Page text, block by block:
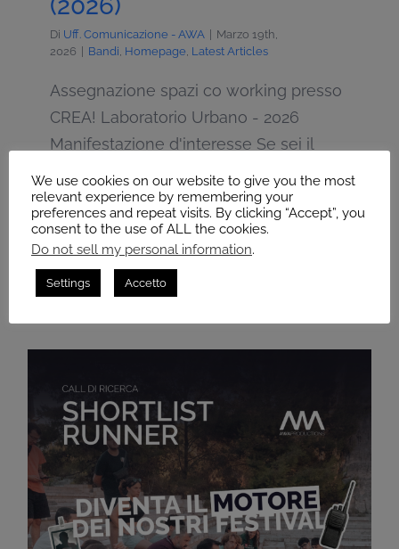
Di Uff. Comunicazione - AWA
Marzo 19th,
2026
Bandi, Homepage, Latest Articles
Assegnazione spazi co working presso
CREA! Laboratorio Urbano - 2026
Manifestazione d'interesse Se sei il
rappresentante di un organizzazione
e/o un artista e hai bisogno di uno
spazio all'interno di un [...]
Continua a leggere
We use cookies on our website to give you the most
relevant experience by remembering your
preferences and repeat visits. By clicking “Accept”, you
consent to the use of ALL the cookies.
Do not sell my personal information.
Settings Accetto